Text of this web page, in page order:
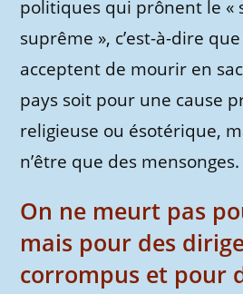
politiques qui prônent le «
suprême », c’est-à-dire
acceptent de mourir en
pays soit pour une cause
religieuse ou ésotérique,
n’être que des mensonges.
On ne meurt pas
mais pour des
corrompus et pour